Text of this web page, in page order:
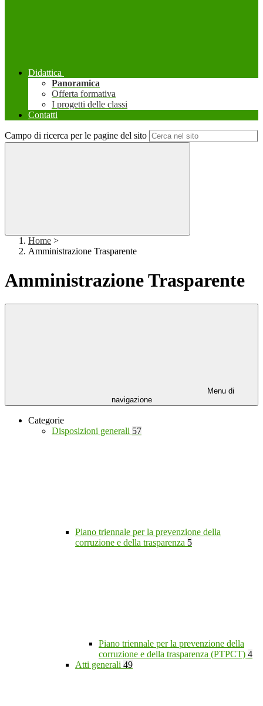
Didattica
Panoramica
Offerta formativa
I progetti delle classi
Contatti
Campo di ricerca per le pagine del sito
Home >
Amministrazione Trasparente
Amministrazione Trasparente
Menu di
navigazione
Categorie
Disposizioni generali 57
Piano triennale per la prevenzione della
corruzione e della trasparenza 5
Piano triennale per la prevenzione della
corruzione e della trasparenza (PTPCT) 4
Atti generali 49